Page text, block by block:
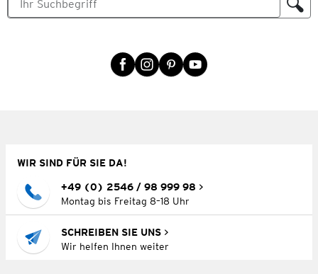
WIR SIND FÜR SIE DA!
+49 (0) 2546 / 98 999 98
Montag bis Freitag 8–18 Uhr
SCHREIBEN SIE UNS
Wir helfen Ihnen weiter